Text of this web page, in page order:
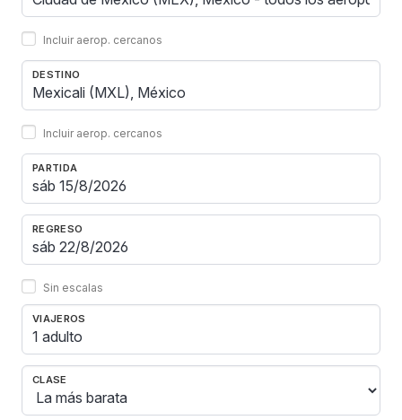
Incluir aerop. cercanos
DESTINO
Incluir aerop. cercanos
PARTIDA
REGRESO
Sin escalas
VIAJEROS
1 adulto
CLASE